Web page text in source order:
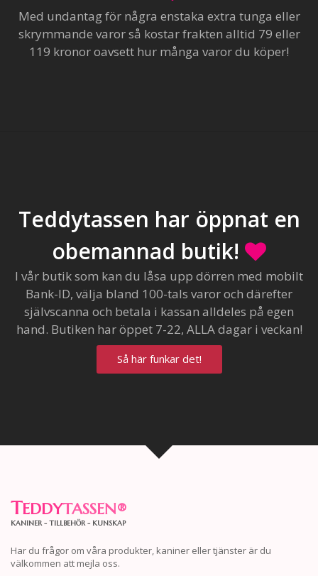
Med undantag för några enstaka extra tunga eller
skrymmande varor så kostar frakten alltid 79 eller
119 kronor oavsett hur många varor du köper!
Teddytassen har öppnat en
obemannad butik!
I vår butik som kan du låsa upp dörren med mobilt
Bank-ID, välja bland 100-tals varor och därefter
självscanna och betala i kassan alldeles på egen
hand. Butiken har öppet 7-22, ALLA dagar i veckan!
Så här funkar det!
TEDDYTASSEN®
KANINER - TILLBEHÖR - KUNSKAP
Har du frågor om våra produkter, kaniner eller tjänster är du
välkommen att mejla oss.